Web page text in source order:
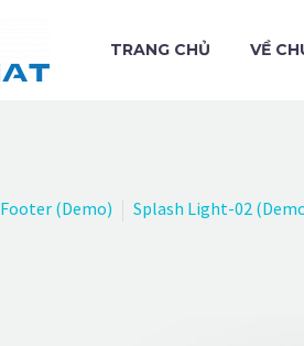
TRANG CHỦ VỀ
Footer (Demo) Splash Light-02